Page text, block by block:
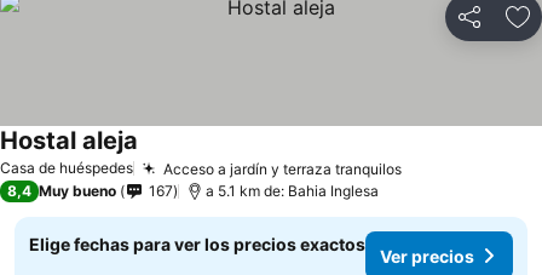
Compartir
Casa de huéspedes Acceso a jardín y terraza tranquilos
Hostal aleja
8,4 Muy bueno 167 a 5.1 km de: Bahia Inglesa
Elige fechas para ver los precios exactos
Ver precios